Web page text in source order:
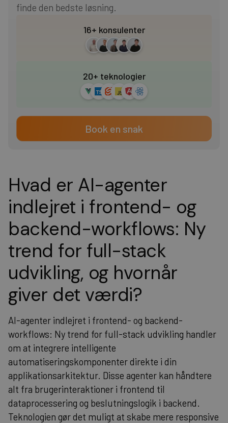
Hvad er AI-agenter
indlejret i frontend- og
backend-workflows: Ny
trend for full-stack
udvikling, og hvornår
giver det værdi?
AI-agenter indlejret i frontend- og backend-
workflows: Ny trend for full-stack udvikling handler
om at integrere intelligente
automatiseringskomponenter direkte i din
applikationsarkitektur. Disse agenter kan håndtere
alt fra brugerinteraktioner i frontend til
dataprocessering og beslutningslogik i backend.
Teknologien gør det muligt at skabe mere responsive
Heading 5
finde den bedste løsning.
16+ konsulenter
20+ teknologier
Book en snak